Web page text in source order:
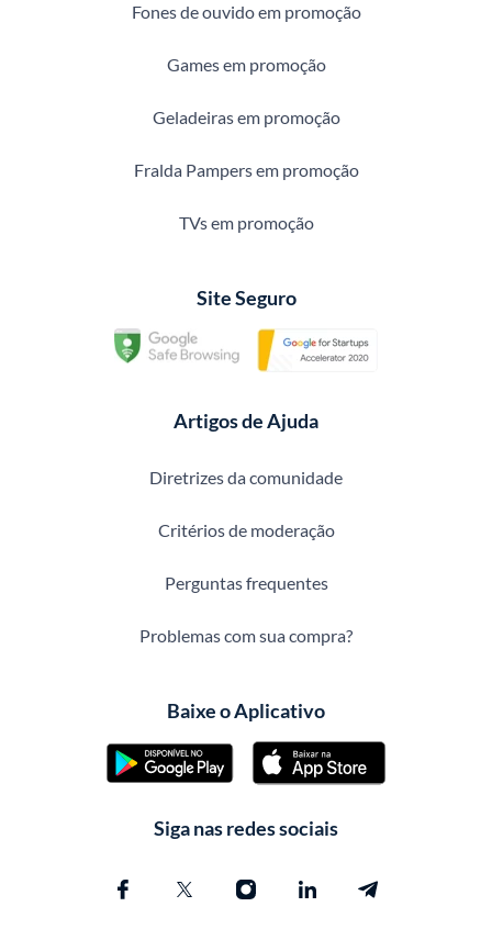
Fones de ouvido em promoção
Games em promoção
Geladeiras em promoção
Fralda Pampers em promoção
TVs em promoção
Site Seguro
Artigos de Ajuda
Diretrizes da comunidade
Critérios de moderação
Perguntas frequentes
Problemas com sua compra?
Baixe o Aplicativo
Siga nas redes sociais